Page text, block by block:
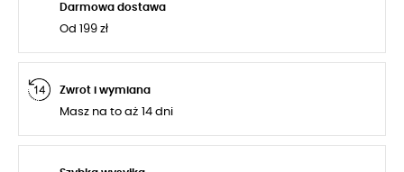
Darmowa dostawa
Od 199 zł
Zwrot i wymiana
Masz na to aż 14 dni